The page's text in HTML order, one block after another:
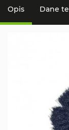
Opis Dane